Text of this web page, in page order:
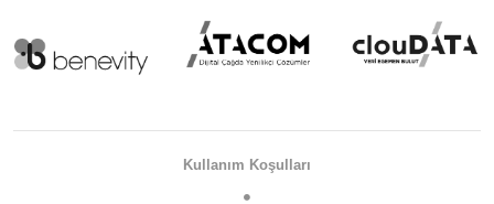
Kullanım Koşulları